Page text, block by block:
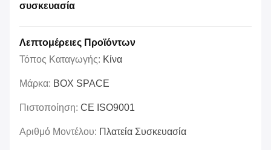
συσκευασία
Λεπτομέρειες Προϊόντων
Τόπος Καταγωγής: Κίνα
Μάρκα: BOX SPACE
Πιστοποίηση: CE ISO9001
Αριθμό Μοντέλου: Πλατεία Συσκευασία